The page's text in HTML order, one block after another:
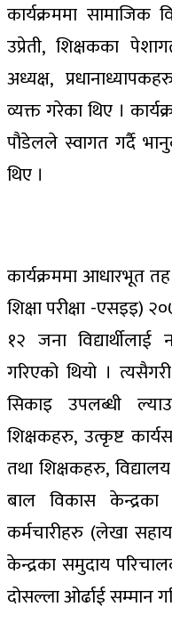
कार्यक्रममा
उप्रेती, शिक्षकका
अध्यक्ष,
व्यक्त गरेका थिए ।
पौडेलले स्वागत गर्दै
थिए ।
कार्यक्रममा आधारभूत तह
शिक्षा परीक्षा -एसइइ)
१२ जना
गरिएको थियो ।
सिकाइ उपलब्धी
शिक्षकहरु, उत्कृष्ट
तथा शिक्षकहरु,
बाल विकास केन्द्रका
कर्मचारीहरु (लेखा
केन्द्रका समुदाय
दोसल्ला ओर्ढाई सम्मान